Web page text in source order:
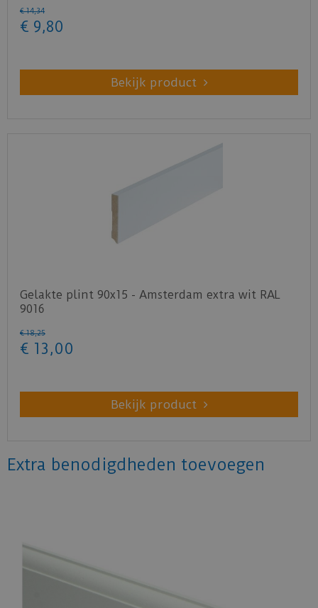
€ 14,34
€ 9,80
Bekijk product
Gelakte plint 90x15 - Amsterdam extra wit RAL
9016
€ 18,25
€ 13 ,00
Bekijk product
Extra benodigdheden toevoegen